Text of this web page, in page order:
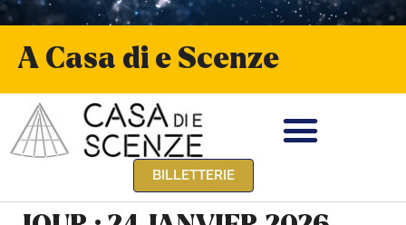
A Casa di e Scenze
BILLETTERIE